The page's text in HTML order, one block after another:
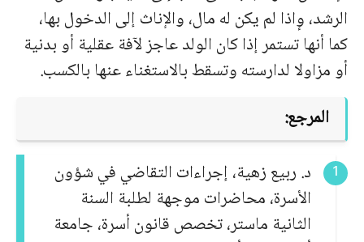
الرشد، وٕاذا لم يكن له مال، والإناث إلى الدخول بها،
كما أنها تستمر إذا كان الولد عاجز لآفة عقلية أو بدنية
أو مزاولا لدارسته وتسقط بالاستغناء عنها بالكسب.
المرجع:
د. ربيع زهية، إجراءات التقاضي في شؤون
الأسرة، محاضرات موجهة لطلبة السنة
الثانية ماستر، تخصص قانون أسرة، جامعة